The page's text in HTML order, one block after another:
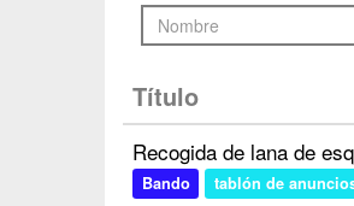
Título
Recogida de lana de
Bando tablón de